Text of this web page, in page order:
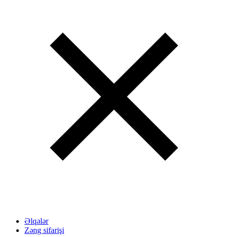
Əlqələr
Zəng sifarişi